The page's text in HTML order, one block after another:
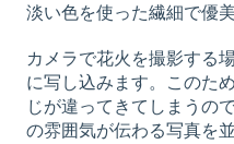
淡い色を使った繊細で優
カメラで花火を撮影する
に写し込みます。このた
じが違ってきてしまうの
の雰囲気が伝わる写真を